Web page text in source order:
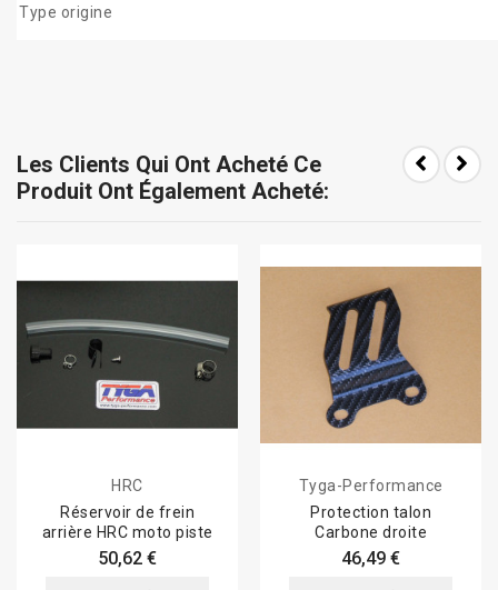
Type origine
Les Clients Qui Ont Acheté Ce
Produit Ont Également Acheté:
HRC
Réservoir de frein
arrière HRC moto piste
50,62 €
Tyga-Performance
Protection talon
Carbone droite
46,49 €